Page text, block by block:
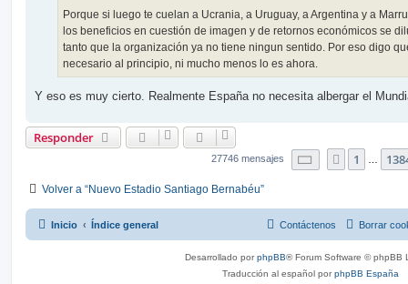
Porque si luego te cuelan a Ucrania, a Uruguay, a Argentina y a
los beneficios en cuestión de imagen y de retornos económicos se
tanto que la organización ya no tiene ningun sentido. Por eso digo
necesario al principio, ni mucho menos lo es ahora.
Y eso es muy cierto. Realmente España no necesita albergar el
Responder
27746 mensajes Página1386 de
Anterior
1
Volver a “Nuevo Estadio Santiago Bernabéu”
Inicio Índice general Borrar
Contáctenos
Desarrollado porphpBB® Forum Software © phpBB
Traducción al español porphpBB España